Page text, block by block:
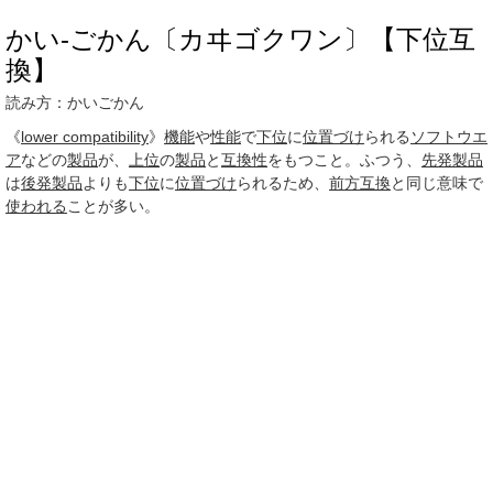
かい‐ごかん〔カヰゴクワン〕【下位互
換】
読み方：かいごかん
《lower compatibility》 機能や性能で下位に位置づけられる ソフトウエ
アなどの製品が、 上位の製品と互換性をもつこと。ふつう、 先発製品
は後発製品よりも下位に位置づけられるため、 前方互換と同じ意味で
使われる ことが多い。